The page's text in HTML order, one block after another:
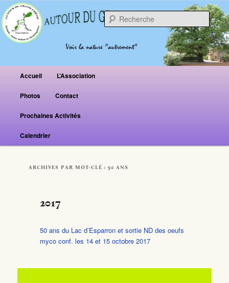
Menu principal
Aller au contenu principal
Aller au contenu secondaire
Accueil L’Association
Photos Contact
Prochaines Activités
Calendrier
ARCHIVES PAR MOT-CLÉ :50 ANS
2017
50 ans du Lac d’Esparron et sortie ND des oeufs
myco conf. les 14 et 15 octobre 2017